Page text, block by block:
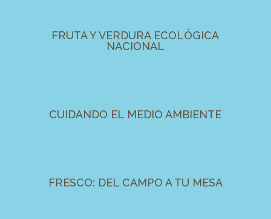
FRUTA Y VERDURA ECOLÓGICA
NACIONAL
CUIDANDO EL MEDIO AMBIENTE
FRESCO: DEL CAMPO A TU MESA